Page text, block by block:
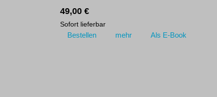
49,00 €
Sofort lieferbar
Bestellen mehr Als E-Book